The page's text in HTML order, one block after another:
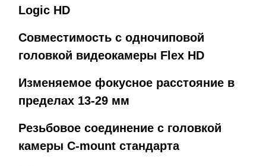
Logic HD
Совместимость с одночиповой
головкой видеокамеры Flex HD
Изменяемое фокусное расстояние в
пределах 13-29 мм
Резьбовое соединение с головкой
камеры C-mount стандарта